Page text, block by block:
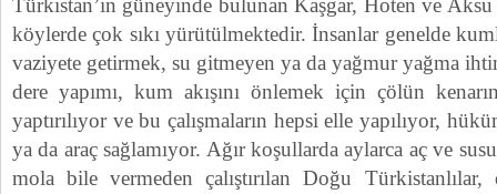
Türkistan’ın güneyinde bulunan Kaşgar, Hoten ve
köylerde çok sıkı yürütülmektedir. İnsanlar genelde
vaziyete getirmek, su gitmeyen ya da yağmur yağma
dere yapımı, kum akışını önlemek için çölün
yaptırılıyor ve bu çalışmaların hepsi elle yapılıyor,
ya da araç sağlamıyor. Ağır koşullarda aylarca aç ve
mola bile vermeden çalıştırılan Doğu